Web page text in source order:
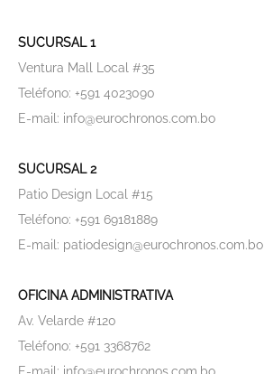
SUCURSAL 1
Ventura Mall Local #35
Teléfono: +591 4023090
E-mail: info@eurochronos.com.bo
SUCURSAL 2
Patio Design Local #15
Teléfono: +591 69181889
E-mail: patiodesign@eurochronos.com.bo
OFICINA ADMINISTRATIVA
Av. Velarde #120
Teléfono: +591 3368762